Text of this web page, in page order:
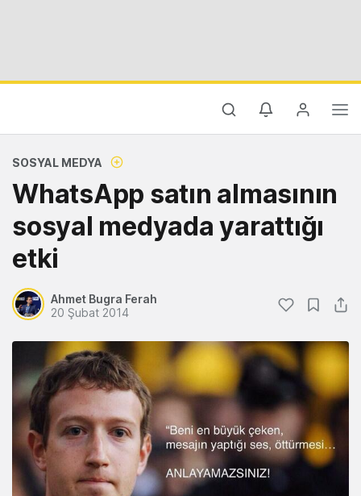
SOSYAL MEDYA
WhatsApp satın almasının
sosyal medyada yarattığı
etki
Ahmet Bugra Ferah
20 Şubat 2014